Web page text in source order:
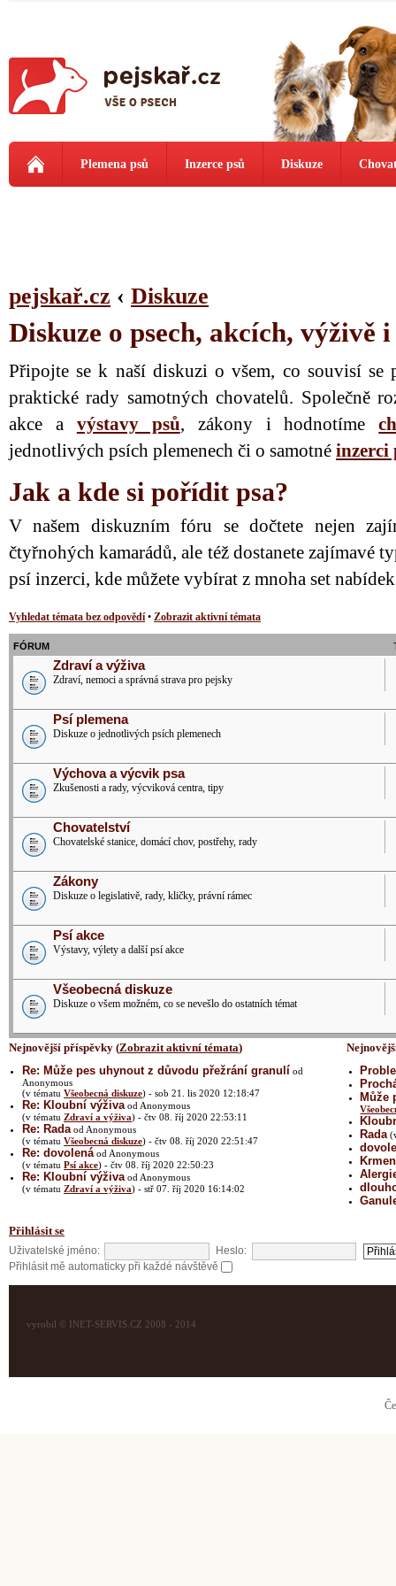
Plemena psů Inzerce psů Diskuze
pejskař.cz ‹ Diskuze
Diskuze o psech, akcích, výživě
Připojte se k naší diskuzi o všem, co souvisí se
praktické rady samotných chovatelů. Společně
akce a výstavy psů, zákony i hodnotíme
jednotlivých psích plemenech či o samotné inzerci
Jak a kde si pořídit psa?
V našem diskuzním fóru se dočtete nejen
čtyřnohých kamarádů, ale též dostanete zajímavé
psí inzerci, kde můžete vybírat z mnoha set
Vyhledat témata bez odpovědí• Zobrazit aktivní témata
FÓRUM
Zdraví a výživa
Zdraví, nemoci a správná strava pro pejsky
Psí plemena
Diskuze o jednotlivých psích plemenech
Výchova a výcvik psa
Zkušenosti a rady, výcviková centra, tipy
Chovatelství
Chovatelské stanice, domácí chov, postřehy, rady
Zákony
Diskuze o legislativě, rady, kličky, právní rámec
Psí akce
Výstavy, výlety a další psí akce
Všeobecná diskuze
Diskuze o všem možném, co se nevešlo do ostatních témat
Nejnovější příspěvky (Zobrazit aktivní témata)
Re: Může pes uhynout z důvodu přežrání granulí od
Anonymous
(v tématu Všeobecná diskuze) - sob 21. lis 2020 12:18:47
Re: Kloubní výživa od Anonymous
(v tématu Zdraví a výživa) - čtv 08. říj 2020 22:53:11
Re: Rada od Anonymous
(v tématu Všeobecná diskuze) - čtv 08. říj 2020 22:51:47
Re: dovolená od Anonymous
(v tématu Psí akce) - čtv 08. říj 2020 22:50:23
Re: Kloubní výživa od Anonymous
(v tématu Zdraví a výživa) - stř 07. říj 2020 16:14:02
Může
Rada
Přihlásit se
Uživatelské jméno:
Heslo:
Přihlásit mě automaticky při každé návštěvě
vyrobil © INET-SERVIS.CZ 2008 - 2014